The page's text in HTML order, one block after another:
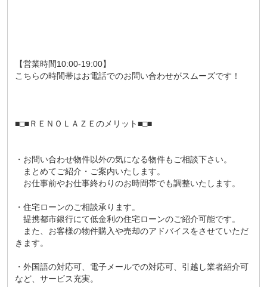
【営業時間10:00-19:00】
こちらの時間帯はお電話でのお問い合わせがスムーズです！
■□■ＲＥＮＯＬＡＺＥのメリット■□■
・お問い合わせ物件以外の気になる物件もご相談下さい。
まとめてご紹介・ご案内いたします。
お仕事前やお仕事終わりのお時間帯でも調整いたします。
・住宅ローンのご相談承ります。
提携都市銀行にて低金利の住宅ローンのご紹介可能です。
また、お客様の物件購入や売却のアドバイスをさせていただ
きます。
・外国語の対応可、電子メールでの対応可、引越し業者紹介可
など、サービス充実。